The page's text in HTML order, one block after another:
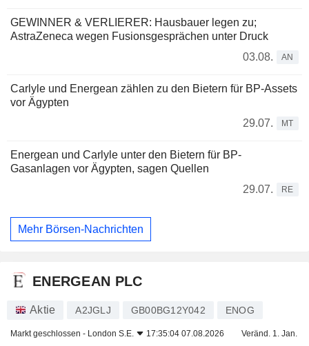
GEWINNER & VERLIERER: Hausbauer legen zu;
AstraZeneca wegen Fusionsgesprächen unter Druck
03.08.
AN
Carlyle und Energean zählen zu den Bietern für BP-Assets
vor Ägypten
29.07.
MT
Energean und Carlyle unter den Bietern für BP-
Gasanlagen vor Ägypten, sagen Quellen
29.07.
RE
Mehr Börsen-Nachrichten
ENERGEAN PLC
Aktie A2JGLJ GB00BG12Y042 ENOG
Markt geschlossen - London S.E. 17:35:04 07.08.2026 Veränd. 1. Jan.